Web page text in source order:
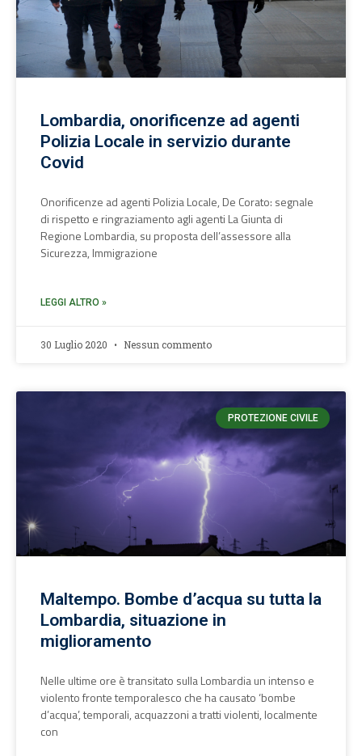
Lombardia, onorificenze ad agenti
Polizia Locale in servizio durante
Covid
Onorificenze ad agenti Polizia Locale, De Corato: segnale
di rispetto e ringraziamento agli agenti La Giunta di
Regione Lombardia, su proposta dell’assessore alla
Sicurezza, Immigrazione
LEGGI ALTRO »
30 Luglio 2020 Nessun commento
PROTEZIONE CIVILE
Maltempo. Bombe d’acqua su tutta la
Lombardia, situazione in
miglioramento
Nelle ultime ore è transitato sulla Lombardia un intenso e
violento fronte temporalesco che ha causato ‘bombe
d’acqua’, temporali, acquazzoni a tratti violenti, localmente
con